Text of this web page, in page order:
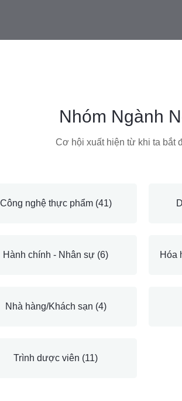
Nhóm Ngành
Cơ hội xuất hiện từ khi ta bắt
Công nghệ thực phẩm (41)
Hành chính - Nhân sự (6) Hóa
Nhà hàng/Khách sạn (4)
Trình dược viên (11)